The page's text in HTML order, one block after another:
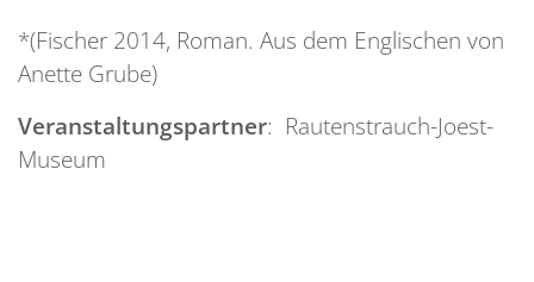
*(Fischer 2014, Roman. Aus dem Englischen von
Anette Grube)
Veranstaltungspartner: Rautenstrauch-Joest-
Museum